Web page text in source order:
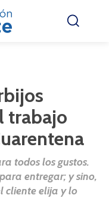
trabajo
todos los gustos.
entregar; y sino,
cliente elija y lo